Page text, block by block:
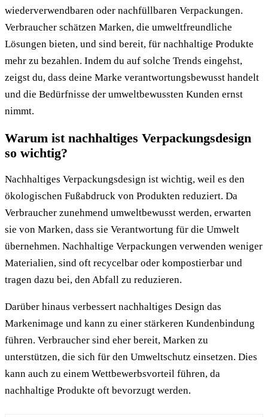
wiederverwendbaren oder nachfüllbaren Verpackungen.
Verbraucher schätzen Marken, die umweltfreundliche
Lösungen bieten, und sind bereit, für nachhaltige Produkte
mehr zu bezahlen. Indem du auf solche Trends eingehst,
zeigst du, dass deine Marke verantwortungsbewusst handelt
und die Bedürfnisse der umweltbewussten Kunden ernst
nimmt.
Warum ist nachhaltiges Verpackungsdesign
so wichtig?
Nachhaltiges Verpackungsdesign ist wichtig, weil es den
ökologischen Fußabdruck von Produkten reduziert. Da
Verbraucher zunehmend umweltbewusst werden, erwarten
sie von Marken, dass sie Verantwortung für die Umwelt
übernehmen. Nachhaltige Verpackungen verwenden weniger
Materialien, sind oft recycelbar oder kompostierbar und
tragen dazu bei, den Abfall zu reduzieren.
Darüber hinaus verbessert nachhaltiges Design das
Markenimage und kann zu einer stärkeren Kundenbindung
führen. Verbraucher sind eher bereit, Marken zu
unterstützen, die sich für den Umweltschutz einsetzen. Dies
kann auch zu einem Wettbewerbsvorteil führen, da
nachhaltige Produkte oft bevorzugt werden.